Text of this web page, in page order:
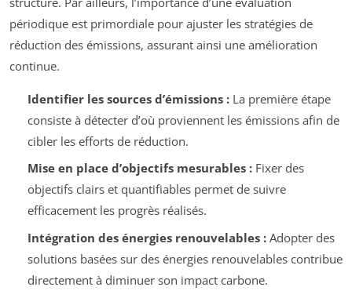
périodique est primordiale pour ajuster les stratégies de
réduction des émissions, assurant ainsi une amélioration
continue.
Identifier les sources d’émissions :La première étape
consiste à détecter d’où proviennent les émissions afin de
cibler les efforts de réduction.
Mise en place d’objectifs mesurables :Fixer des
objectifs clairs et quantifiables permet de suivre
efficacement les progrès réalisés.
Intégration des énergies renouvelables :Adopter des
solutions basées sur des énergies renouvelables contribue
directement à diminuer son impact carbone.